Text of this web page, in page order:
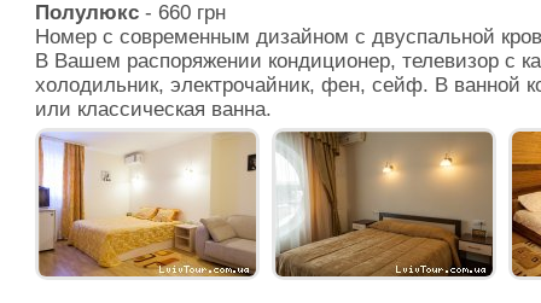
Полулюкс- 660 грн
Номер с современным дизайном с двуспальной
В Вашем распоряжении кондиционер, телевизор с
холодильник, электрочайник, фен, сейф. В ванной
или классическая ванна.